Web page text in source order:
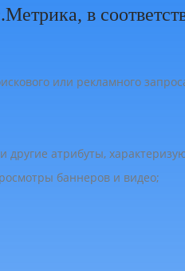
в
или рекламного
атрибуты,
баннеров и видео;